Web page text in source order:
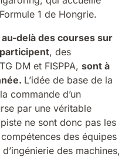
8800 m²/h
8800 m²/h
1 de Hongrie.
delà des courses sur
, des
DM et FISPPA, sont à
L’idée de base de la
commande d’un
par une véritable
ne sont donc pas les
des équipes
des machines,